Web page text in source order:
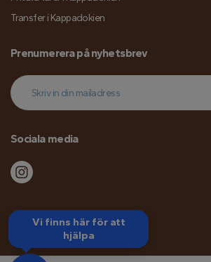
Transfer i Kappadokien
Prenumerera på nyhetsbrev
Sociala media
Vi finns här för att
hjälpa